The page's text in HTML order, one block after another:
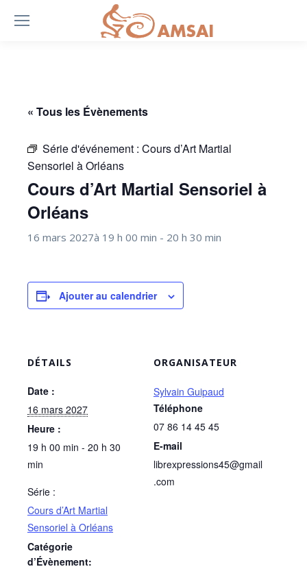
« Tous les Évènements
Série d'événement : Cours d’Art Martial
Sensoriel à Orléans
Cours d’Art Martial Sensoriel à
Orléans
16 mars 2027à 19 h 00 min - 20 h 30 min
Ajouter au calendrier
DÉTAILS
Date :
16 mars 2027
Heure :
19 h 00 min - 20 h 30
min
Série :
Cours d’Art Martial
Sensoriel à Orléans
Catégorie
d’Évènement:
ORGANISATEUR
Sylvain Guipaud
Téléphone
07 86 14 45 45
E-mail
librexpressions45@gmail
.com